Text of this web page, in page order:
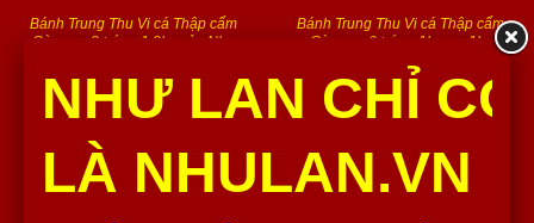
Bánh Trung Thu Vi cá Thập cẩm
Gà quay 8 trứng 1,2kg của Như
670,000 Đ
Số lượng :
Thêm vào giỏ
Bánh Trung Thu Vi cá Thập cẩm
Gà quay 6 trứng 1kg - vc1kg
570,000 Đ
Số lượng :
Thêm vào giỏ
NHƯ LAN CHỈ
LÀ NHULAN.VN